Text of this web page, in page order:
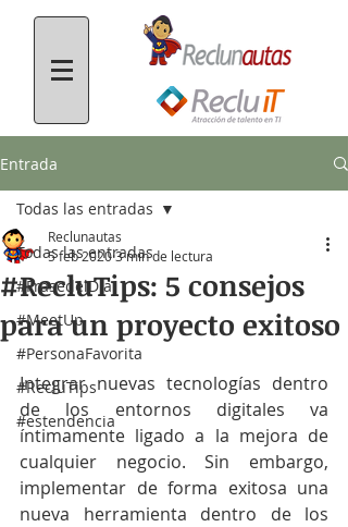
Entrada
Todas las entradas
#FrasedelDía
#MeetUp
#PersonaFavorita
#RecluTips
#estendencia
Todas las entradas
#RecluTips: 5 consejos
para un proyecto exitoso
Reclunautas
5 feb 20203 min de lectura
Integrar nuevas tecnologías dentro
de los entornos digitales va
íntimamente ligado a la mejora de
cualquier negocio. Sin embargo,
implementar de forma exitosa una
nueva herramienta dentro de los